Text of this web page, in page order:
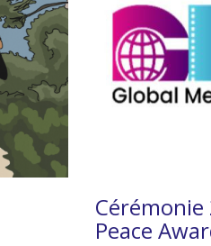
Cérémonie
Peace